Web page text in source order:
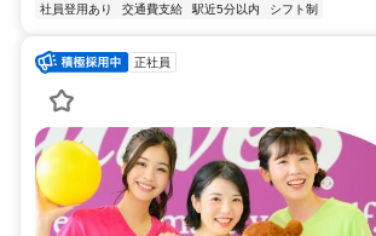
社員登用あり 交通費支給 駅近5分以内 シフト制
正社員